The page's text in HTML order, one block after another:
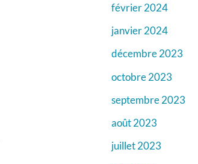
février 2024
janvier 2024
décembre 2023
octobre 2023
septembre 2023
août 2023
juillet 2023